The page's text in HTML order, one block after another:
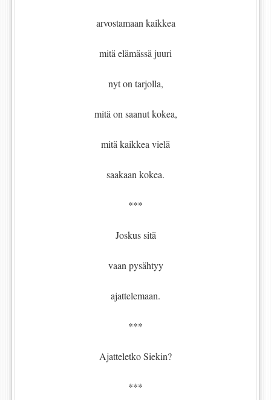
arvostamaan kaikkea
mitä elämässä juuri
nyt on tarjolla,
mitä on saanut kokea,
mitä kaikkea vielä
saakaan kokea.
***
Joskus sitä
vaan pysähtyy
ajattelemaan.
***
Ajatteletko Siekin?
***